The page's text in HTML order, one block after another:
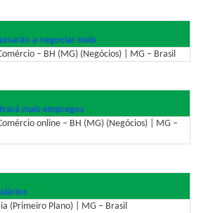
a negociar mais
– BH (MG) (Negócios) | MG – Brasil
mais empregos
online – BH (MG) (Negócios) | MG –
(Primeiro Plano) | MG – Brasil